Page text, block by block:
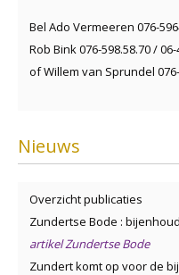
Bel Ado Vermeeren 076-
Rob Bink 076-598.58.70 /
of Willem van Sprundel
Nieuws
Overzicht publicaties
Zundertse Bode :
artikel Zundertse Bode
Zundert komt op voor de bij